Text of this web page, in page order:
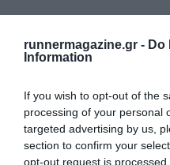
runnermagazine.gr - Do
Information
If you wish to opt-out of the
processing of your personal
targeted advertising by us,
section to confirm your
opt-out request is